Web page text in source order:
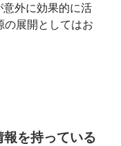
外に効果的に活
の展開としてはお
を持っている